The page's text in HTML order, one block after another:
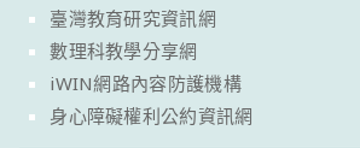
臺灣教育研究資訊網
數理科教學分享網
iWIN網路內容防護機構
身心障礙權利公約資訊網